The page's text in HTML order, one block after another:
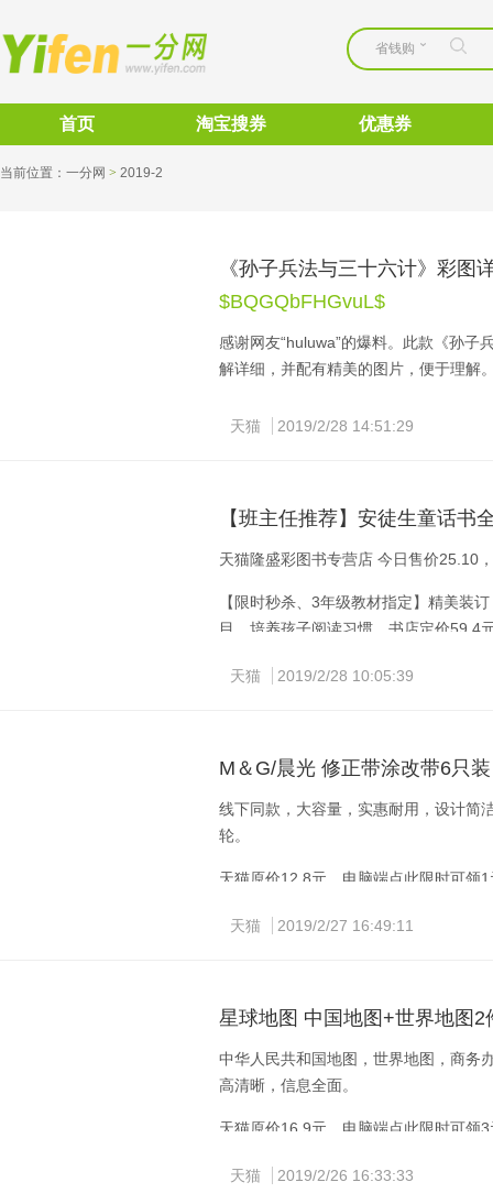
省钱购
首页 淘宝搜券 优惠券
当前位置： 一分网 > 2019-2
《孙子兵法与三十六计》彩图
$BQGQbFHGvuL$
感谢网友“huluwa”的爆料。此款《孙
解详细，并配有精美的图片，便于理解
兵法谋略学的双壁，非常适合学生或成
手机端复制标题淘口令，打开手机淘
天猫 2019/2/28 14:51:29
【班主任推荐】安徒生童话书
天猫隆盛彩图书专营店 今日售价25.10
【限时秒杀、3年级教材指定】精美装
目，培养孩子阅读习惯。书店定价59.4
手机端复制标题淘口令，打开手机淘
天猫 2019/2/28 10:05:39
M＆G/晨光 修正带涂改带6只装
线下同款，大容量，实惠耐用，设计简
轮。
天猫原价12.8元，电脑端点此限时可领
手机端复制标题淘口令，打开手机淘
天猫 2019/2/27 16:49:11
星球地图 中国地图+世界地图2
中华人民共和国地图，世界地图，商务
高清晰，信息全面。
天猫原价16.9元，电脑端点此限时可领
手机端复制标题淘口令，打开手机淘
天猫 2019/2/26 16:33:33